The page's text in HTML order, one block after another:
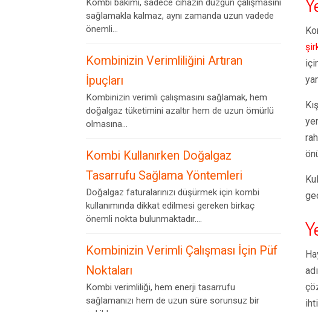
Kombi bakımı, sadece cihazın düzgün çalışmasını
sağlamakla kalmaz, aynı zamanda uzun vadede
önemli...
Kombinizin Verimliliğini Artıran
İpuçları
Kombinizin verimli çalışmasını sağlamak, hem
doğalgaz tüketimini azaltır hem de uzun ömürlü
olmasına...
Kombi Kullanırken Doğalgaz
Tasarrufu Sağlama Yöntemleri
Doğalgaz faturalarınızı düşürmek için kombi
kullanımında dikkat edilmesi gereken birkaç
önemli nokta bulunmaktadır....
Kombinizin Verimli Çalışması İçin Püf
Noktaları
Kombi verimliliği, hem enerji tasarrufu
sağlamanızı hem de uzun süre sorunsuz bir